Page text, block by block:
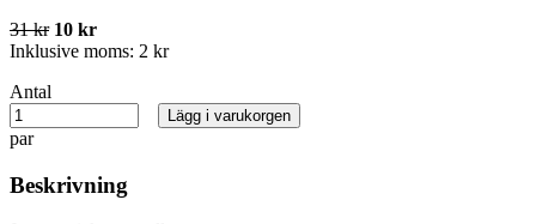
31 kr 10 kr
Inklusive moms: 2 kr
Antal
par
Lägg i varukorgen
Beskrivning